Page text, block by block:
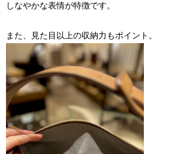
しなやかな表情が特徴です。
また、見た目以上の収納力もポイント。